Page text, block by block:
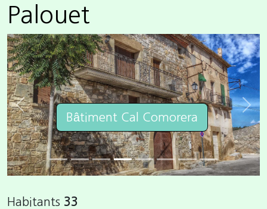
Palouet
Bâtiment Cal Comorera
Previous Next
Habitants 33